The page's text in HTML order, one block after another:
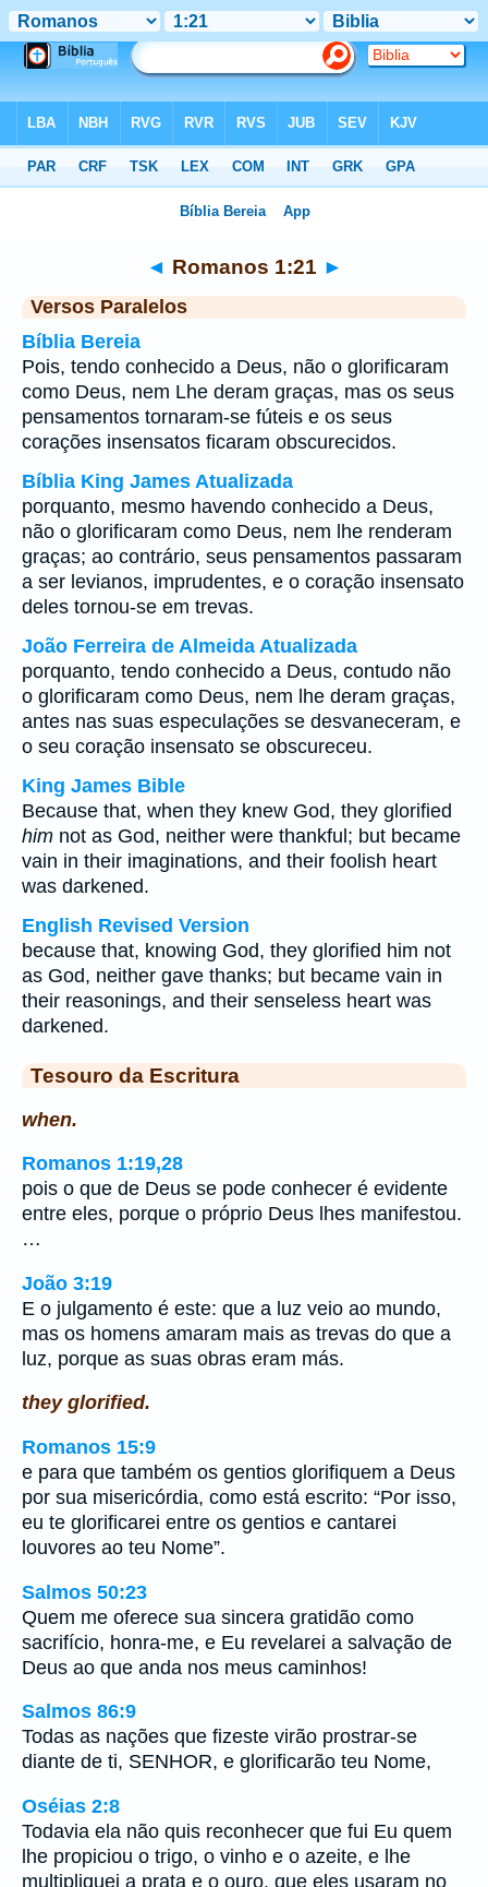
◄ Romanos 1:21 ►
Versos Paralelos
Bíblia Bereia
Pois, tendo conhecido a Deus, não o glorificaram
como Deus, nem Lhe deram graças, mas os seus
pensamentos tornaram-se fúteis e os seus
corações insensatos ficaram obscurecidos.
Bíblia King James Atualizada
porquanto, mesmo havendo conhecido a Deus,
não o glorificaram como Deus, nem lhe renderam
graças; ao contrário, seus pensamentos passaram
a ser levianos, imprudentes, e o coração insensato
deles tornou-se em trevas.
João Ferreira de Almeida Atualizada
porquanto, tendo conhecido a Deus, contudo não
o glorificaram como Deus, nem lhe deram graças,
antes nas suas especulações se desvaneceram, e
o seu coração insensato se obscureceu.
King James Bible
Because that, when they knew God, they glorified
him not as God, neither were thankful; but became
vain in their imaginations, and their foolish heart
was darkened.
English Revised Version
because that, knowing God, they glorified him not
as God, neither gave thanks; but became vain in
their reasonings, and their senseless heart was
darkened.
Tesouro da Escritura
when.
Romanos 1:19,28
pois o que de Deus se pode conhecer é evidente
entre eles, porque o próprio Deus lhes manifestou.
…
João 3:19
E o julgamento é este: que a luz veio ao mundo,
mas os homens amaram mais as trevas do que a
luz, porque as suas obras eram más.
they glorified.
Romanos 15:9
e para que também os gentios glorifiquem a Deus
por sua misericórdia, como está escrito: “Por isso,
eu te glorificarei entre os gentios e cantarei
louvores ao teu Nome”.
Salmos 50:23
Quem me oferece sua sincera gratidão como
sacrifício, honra-me, e Eu revelarei a salvação de
Deus ao que anda nos meus caminhos!
Salmos 86:9
Todas as nações que fizeste virão prostrar-se
diante de ti, SENHOR, e glorificarão teu Nome,
Oséias 2:8
Todavia ela não quis reconhecer que fui Eu quem
lhe propiciou o trigo, o vinho e o azeite, e lhe
multipliquei a prata e o ouro, que eles usaram no